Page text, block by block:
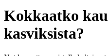
Kokkaatko
kasviksista?